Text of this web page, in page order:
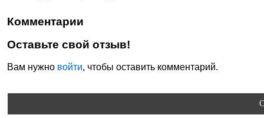
Комментарии
Оставьте свой отзыв!
Вам нужно войти, чтобы оставить комментарий.